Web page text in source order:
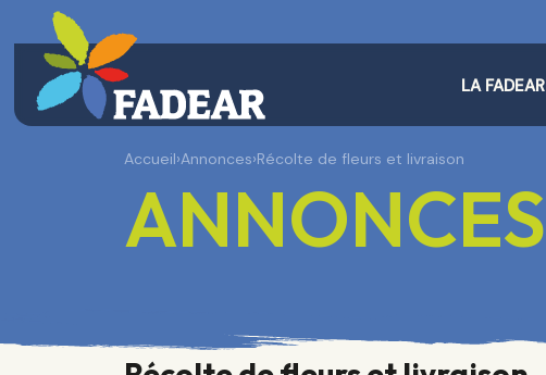
LA FADEAR
Accueil›Annonces›Récolte de fleurs et livraison
ANNONCES